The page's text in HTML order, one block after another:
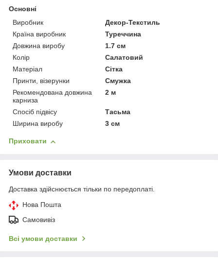
Основні
Виробник
Декор-Текстиль
Країна виробник
Туреччина
Довжина виробу
1.7 см
Колір
Салатовий
Матеріал
Сітка
Принти, візерунки
Смужка
Рекомендована довжина
карниза
2 м
Спосіб підвісу
Тасьма
Ширина виробу
3 см
Приховати
Умови доставки
Доставка здійснюється тільки по передоплаті.
Нова Пошта
Самовивіз
Всі умови доставки